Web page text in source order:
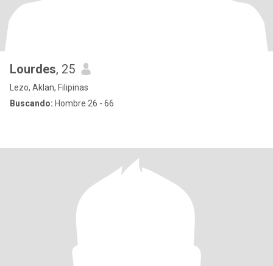
Lourdes, 25
Lezo, Aklan, Filipinas
Buscando: Hombre 26 - 66